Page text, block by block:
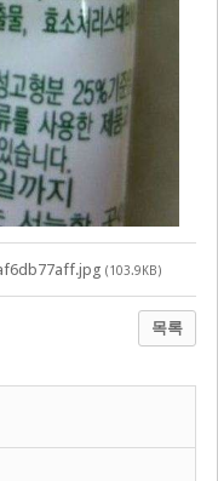
(103.9KB)
목록